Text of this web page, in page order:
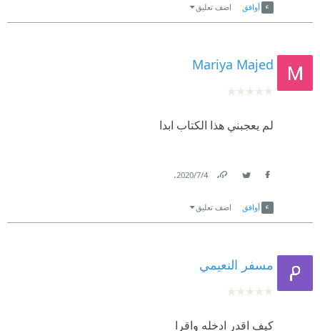
أوافق اضف تعليق
Mariya Majed
لم يعجبني هذا الكتاب ابدا
4‏/7‏/2020
.
أوافق اضف تعليق
مسفر النعيمي
كيف اقدر ادخله واقرا